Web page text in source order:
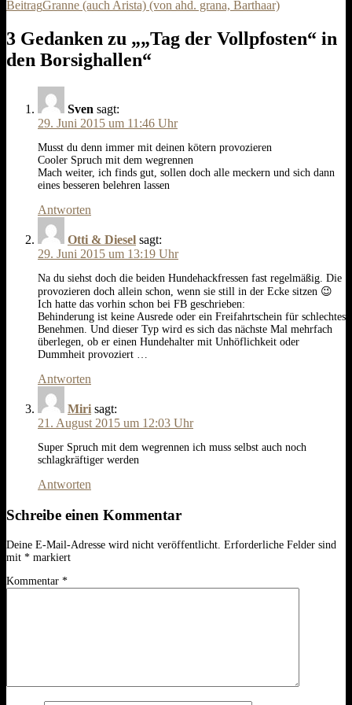
Navigation
BeitragGranne (auch Arista) (von ahd. grana, Barthaar)
3 Gedanken zu „„Tag der Vollpfosten“ in
den Borsighallen“
Sven sagt:
29. Juni 2015 um 11:46 Uhr
Musst du denn immer mit deinen kötern provozieren
Cooler Spruch mit dem wegrennen
Mach weiter, ich finds gut, sollen doch alle meckern und sich dann
eines besseren belehren lassen
Antworten
Otti & Diesel sagt:
29. Juni 2015 um 13:19 Uhr
Na du siehst doch die beiden Hundehackfressen fast regelmäßig. Die
provozieren doch allein schon, wenn sie still in der Ecke sitzen 😉
Ich hatte das vorhin schon bei FB geschrieben:
Behinderung ist keine Ausrede oder ein Freifahrtschein für schlechtes
Benehmen. Und dieser Typ wird es sich das nächste Mal mehrfach
überlegen, ob er einen Hundehalter mit Unhöflichkeit oder
Dummheit provoziert …
Antworten
Miri sagt:
21. August 2015 um 12:03 Uhr
Super Spruch mit dem wegrennen ich muss selbst auch noch
schlagkräftiger werden
Antworten
Schreibe einen Kommentar
Deine E-Mail-Adresse wird nicht veröffentlicht. Erforderliche Felder sind
mit * markiert
Kommentar *